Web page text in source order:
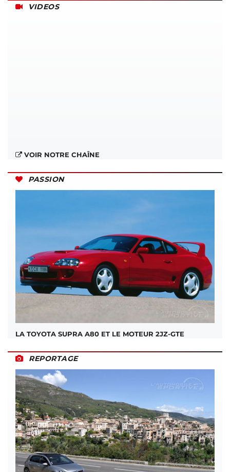
VIDEOS
VOIR NOTRE CHAÎNE
PASSION
LA TOYOTA SUPRA A80 ET LE MOTEUR 2JZ-GTE
REPORTAGE